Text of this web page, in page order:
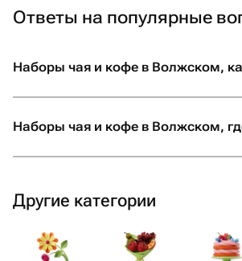
Ответы на популярные
Наборы чая и кофе в Волжском,
Наборы чая и кофе в Волжском,
Другие категории